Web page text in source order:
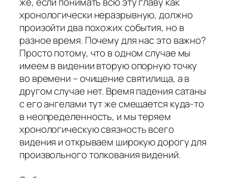
хронологически неразрывную, должно
произойти два похожих события, но в
разное время. Почему для нас это важно?
Просто потому, что в одном случае мы
имеем в видении вторую опорную точку
во времени – очищение святилища, а в
другом случае нет. Время падения сатаны
с его ангелами тут же смещается куда-то
в неопределенность, и мы теряем
хронологическую связность всего
видения и открываем широкую дорогу для
произвольного толкования видений.